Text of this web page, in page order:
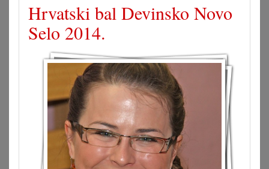
Hrvatski bal Devinsko Novo
Selo 2014.